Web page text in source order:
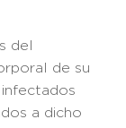
del
de su
a dicho